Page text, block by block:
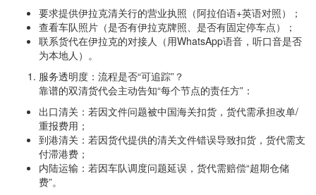
要求提供伊拉克清关行的营业执照（阿拉伯语+英语对照）；
查看车队照片（是否有伊拉克牌照、是否有固定停车点）；
联系货代在伊拉克的对接人（用WhatsApp语音，听口音是否
为本地人）。
服务透明度：流程是否“可追踪”？
靠谱的双清货代会主动告知“每个节点的责任方”：
出口清关：若因文件问题被中国海关扣货，货代需承担改单/
重报费用；
到港清关：若因货代提供的清关文件错误导致扣货，货代需支
付滞港费；
内陆运输：若因车队调度问题延误，货代需赔偿“超期仓储
费”。